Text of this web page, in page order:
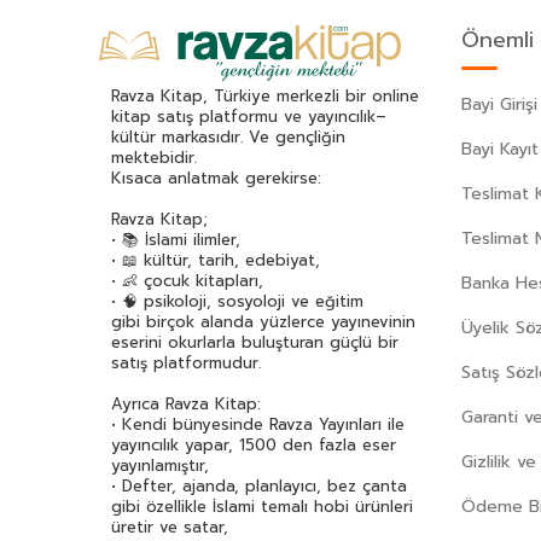
Alev Alatlı(45)
Alexandr Sergeyeviç Puşkin(49)
Alexandre Dumas (113)
Alfred Adler(62)
Ali Haydar Haksal
(53)
Alphonse Daudet
Andre Gide(43)
Anita Ganeri(32)
Anonim(300)
Antoine De Saint Exupery (174)
Arif Pamuk(45)
Aristoteles (Aristo)(89)
Arthur Schopenhauer(77)
Asena Meriç(42)
Ravza Kitap, Türkiye merkezli bir online
kitap satış platformu ve yayıncılık–
kültür markasıdır. Ve gençliğin
mektebidir.
Kısaca anlatmak gerekirse:
Ravza Kitap;
• 📚 İslami ilimler,
• 📖 kültür, tarih, edebiyat,
• 👶 çocuk kitapları,
• 🧠 psikoloji, sosyoloji ve eğitim
gibi birçok alanda yüzlerce yayınevinin
eserini okurlarla buluşturan güçlü bir
satış platformudur.
Ayrıca Ravza Kitap:
• Kendi bünyesinde Ravza Yayınları ile
yayıncılık yapar, 1500 den fazla eser
yayınlamıştır,
• Defter, ajanda, planlayıcı, bez çanta
gibi özellikle İslami temalı hobi ürünleri
üretir ve satar,
Bayi Girişi
Bayi Kayıt
Teslimat
Teslimat
Banka
Üyelik
Satış
Garanti
Gizlilik
Ödeme